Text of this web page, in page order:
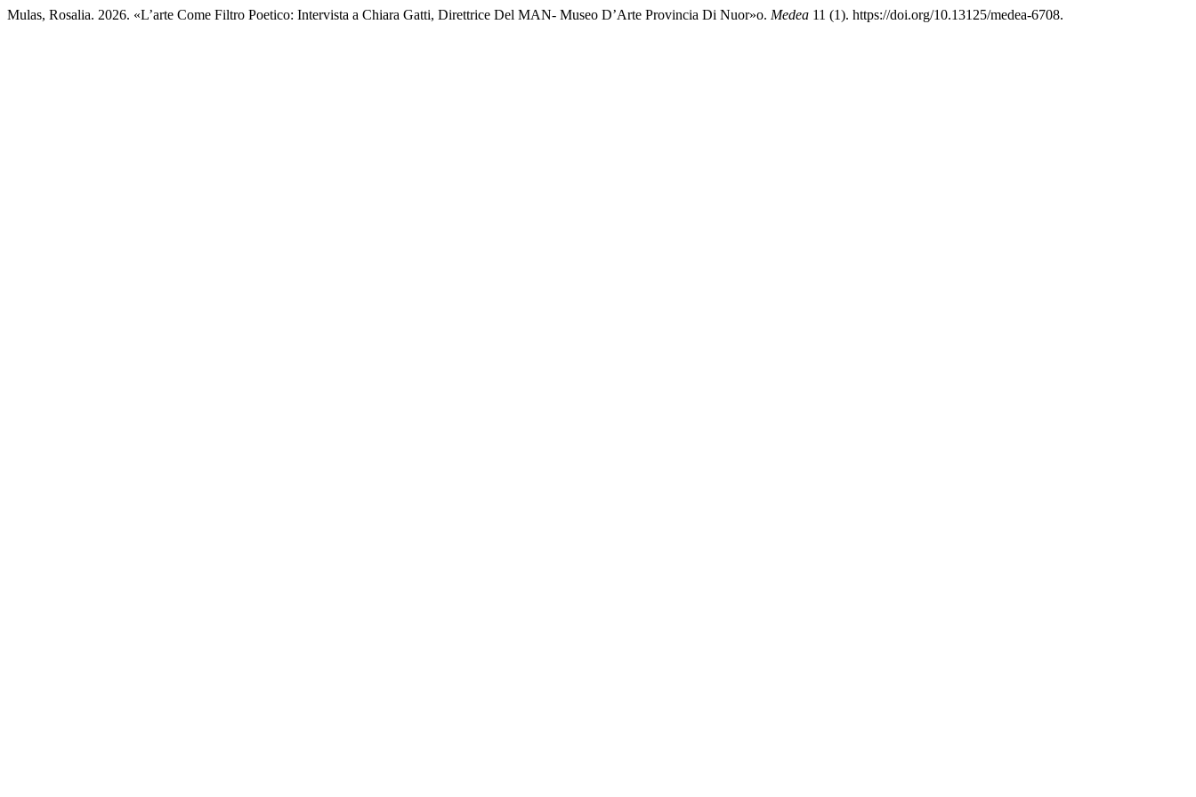
Mulas, Rosalia. 2026. «L’arte Come Filtro Poetico: Intervista a Chiara Gatti, Direttrice Del MAN- Museo D’Arte Provincia Di Nuor»o. Medea 11 (1). https://doi.org/10.13125/medea-6708.